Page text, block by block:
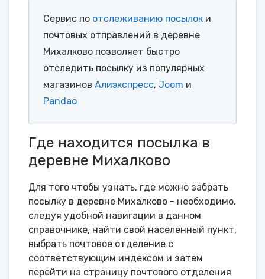
Сервис по отслеживанию посылок и
почтовых отправлений в деревне
Михалково позволяет быстро
отследить посылку из популярных
магазинов Алиэкспресс, Joom и
Pandao
Где находится посылка в
деревне Михалково
Для того чтобы узнать, где можно забрать
посылку в деревне Михалково - необходимо,
следуя удобной навигации в данном
справочнике, найти свой населенный пункт,
выбрать почтовое отделение с
соответствующим индексом и затем
перейти на страницу почтового отделения